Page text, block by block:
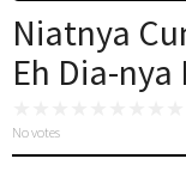
Niatnya
Eh Dia-
No votes